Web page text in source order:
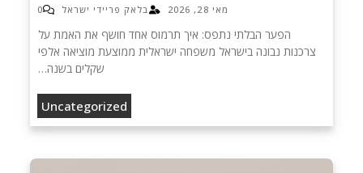
מאי 28, 2026 בלאק פריידי ישראל 0
הפער הבלתי נתפס: איך תרמוס אחד חושף את האמת על
צרכנות נבונה בישראל משפחה ישראלית ממוצעת מוציאה אלפי
שקלים בשנה…
Uncategorized